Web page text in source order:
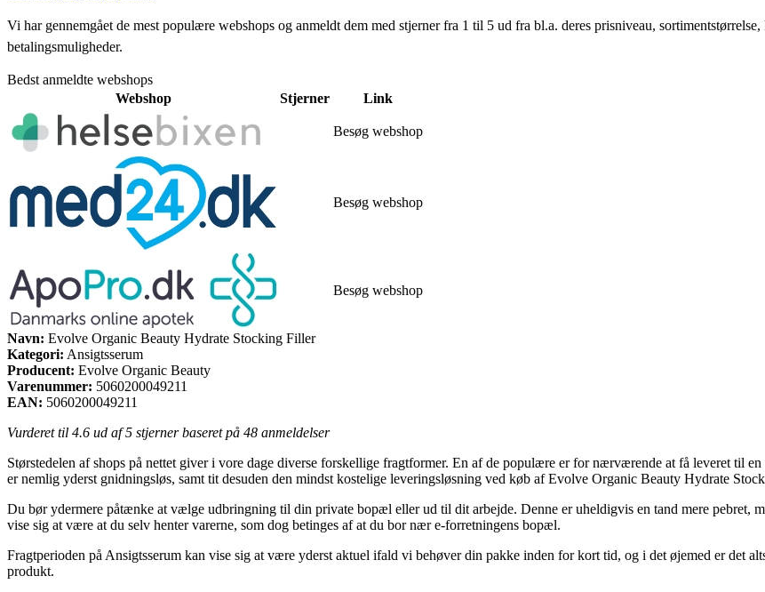
Vi har gennemgået de mest populære webshops og anmeldt dem med stjerner fra 1 til 5 ud fra bl.a. deres prisniveau,
betalingsmuligheder.
Bedst anmeldte webshops
Webshop
Stjerner Link
Besøg webshop
Besøg webshop
Besøg webshop
Navn: Evolve Organic Beauty Hydrate Stocking Filler
Kategori: Ansigtsserum
Producent: Evolve Organic Beauty
Varenummer: 5060200049211
EAN: 5060200049211
Vurderet til 4.6 ud af 5 stjerner baseret på 48 anmeldelser
Størstedelen af shops på nettet giver i vore dage diverse forskellige fragtformer. En af de populære er for nærværende at få leveret til
er nemlig yderst gnidningsløs, samt tit desuden den mindst kostelige leveringsløsning ved køb af Evolve Organic Beauty Hydrate
Du bør ydermere påtænke at vælge udbringning til din private bopæl eller ud til dit arbejde. Denne er uheldigvis en tand mere pebret,
vise sig at være at du selv henter varerne, som dog betinges af at du bor nær e-forretningens bopæl.
Fragtperioden på Ansigtsserum kan vise sig at være yderst aktuel ifald vi behøver din pakke inden for kort tid, og i det øjemed er det
produkt.